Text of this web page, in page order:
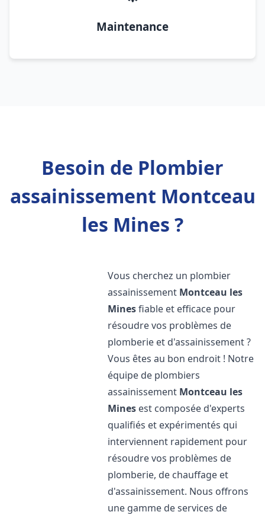
Maintenance
Besoin de Plombier
assainissement Montceau
les Mines ?
Vous cherchez un plombier
assainissement Montceau les
Minesfiable et efficace pour
résoudre vos problèmes de
plomberie et d'assainissement ?
Vous êtes au bon endroit ! Notre
équipe de plombiers
assainissement Montceau les
Mines est composée d'experts
qualifiés et expérimentés qui
interviennent rapidement pour
résoudre vos problèmes de
plomberie, de chauffage et
d'assainissement. Nous offrons
une gamme de services de